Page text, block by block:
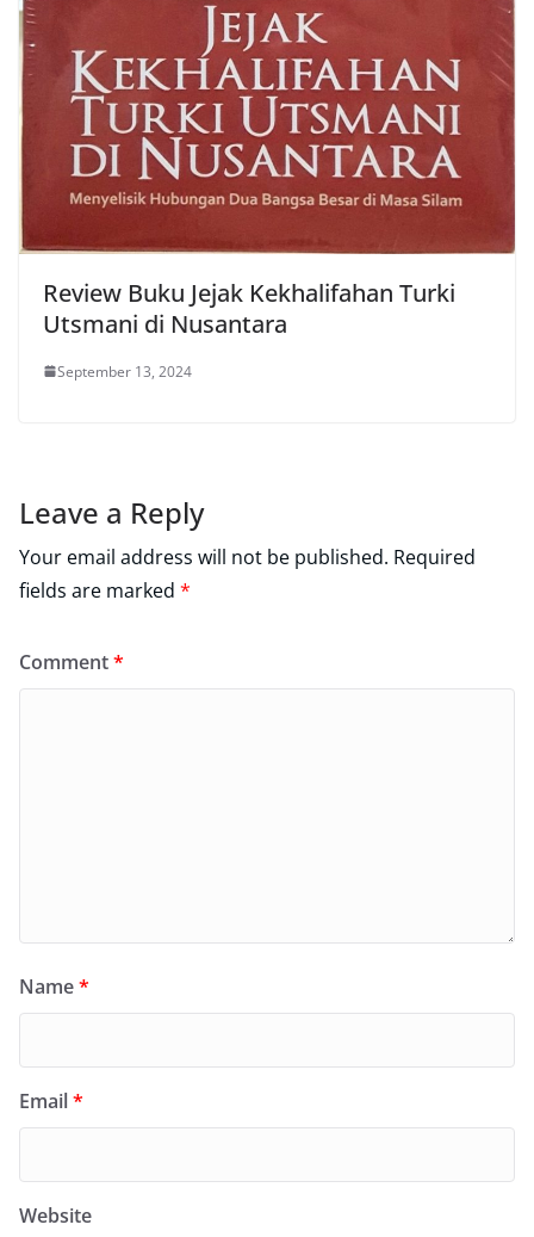
Review Buku Jejak Kekhalifahan Turki
Utsmani di Nusantara
September 13, 2024
Leave a Reply
Your email address will not be published. Required
fields are marked *
Comment*
Name*
Email*
Website